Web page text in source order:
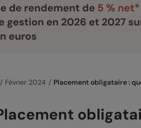
Février 2024 Placement obligataire :